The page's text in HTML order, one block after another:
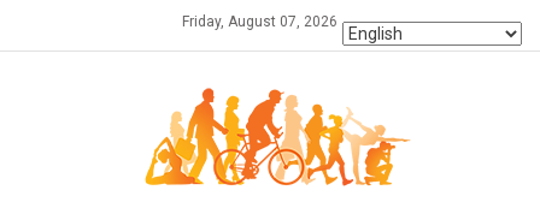
Friday, August 07, 2026